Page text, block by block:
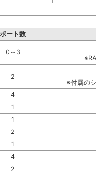
ポート数
0～3
2
※付属の
4
1
1
2
1
4
2